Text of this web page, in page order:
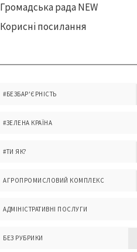
Громадська рада NEW
Корисні посилання
#БЕЗБАР'ЄРНІСТЬ
#ЗЕЛЕНА КРАЇНА
#ТИ ЯК?
АГРОПРОМИСЛОВИЙ КОМПЛЕКС
АДМІНІСТРАТИВНІ ПОСЛУГИ
БЕЗ РУБРИКИ